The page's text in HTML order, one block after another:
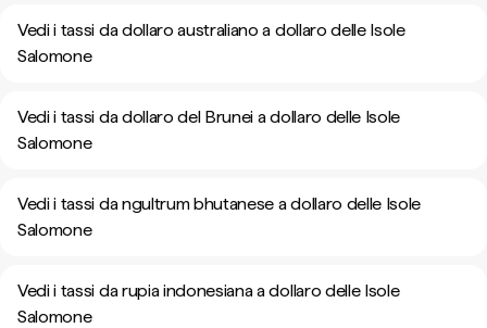
Vedi i tassi da dollaro australiano a dollaro delle Isole
Salomone
Vedi i tassi da dollaro del Brunei a dollaro delle Isole
Salomone
Vedi i tassi da ngultrum bhutanese a dollaro delle Isole
Salomone
Vedi i tassi da rupia indonesiana a dollaro delle Isole
Salomone